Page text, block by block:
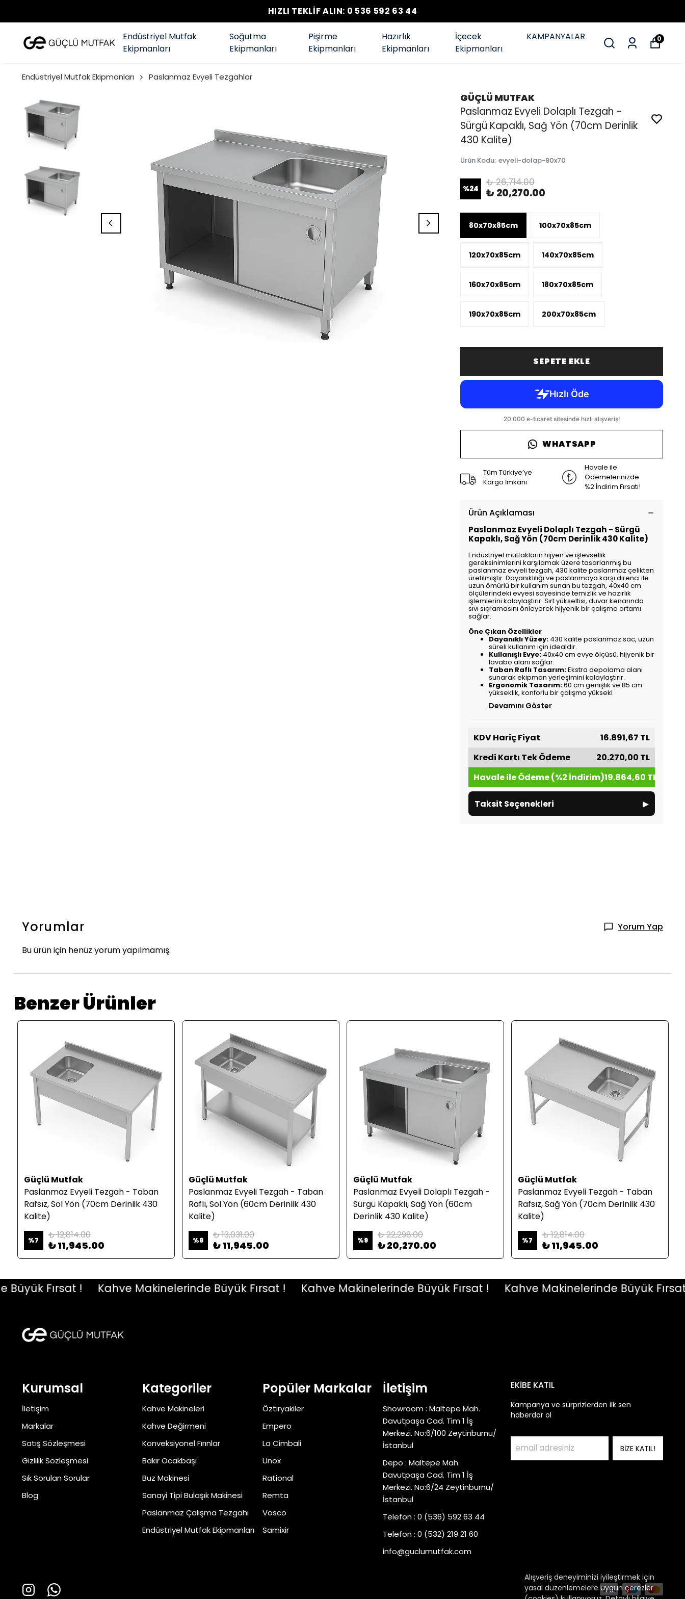
HIZLI TEKLİF ALIN: 0 536 592 63 44
Endüstriyel Mutfak
Ekipmanları
Soğutma
Ekipmanları
Pişirme
Ekipmanları
Hazırlık
Ekipmanları
İçecek
Ekipmanları
KAMPANYALAR 0
Alışveriş deneyiminizi iyileştirmek için
yasal düzenlemelere uygun çerezler
Endüstriyel Mutfak Ekipmanları Paslanmaz Evyeli Tezgahlar
GÜÇLÜ MUTFAK
Paslanmaz Evyeli Dolaplı Tezgah -
Sürgü Kapaklı, Sağ Yön (70cm Derinlik
430 Kalite)
Ürün Kodu: evyeli-dolap-80x70
%24
₺ 26,714.00
₺ 20,270.00
80x70x85cm 100x70x85cm
120x70x85cm 140x70x85cm
160x70x85cm 180x70x85cm
190x70x85cm 200x70x85cm
SEPETE EKLE
WHATSAPP
Tüm Türkiye’ye
Kargo İmkanı
Havale ile
Ödemelerinizde
%2 İndirim Fırsatı!
Ürün Açıklaması
Paslanmaz Evyeli Dolaplı Tezgah - Sürgü
Kapaklı, Sağ Yön (70cm Derinlik 430 Kalite)
Endüstriyel mutfakların hijyen ve işlevsellik
gereksinimlerini karşılamak üzere tasarlanmış bu
paslanmaz evyeli tezgah, 430 kalite paslanmaz çelikten
üretilmiştir. Dayanıklılığı ve paslanmaya karşı direnci ile
uzun ömürlü bir kullanım sunan bu tezgah, 40x40 cm
ölçülerindeki evyesi sayesinde temizlik ve hazırlık
işlemlerini kolaylaştırır. Sırt yükseltisi, duvar kenarında
sıvı sıçramasını önleyerek hijyenik bir çalışma ortamı
sağlar.
Öne Çıkan Özellikler
Dayanıklı Yüzey: 430 kalite paslanmaz sac, uzun
süreli kullanım için idealdir.
Kullanışlı Evye: 40x40 cm evye ölçüsü, hijyenik bir
lavabo alanı sağlar.
Taban Raflı Tasarım:Ekstra depolama alanı
sunarak ekipman yerleşimini kolaylaştırır.
Ergonomik Tasarım:60 cm genişlik ve 85 cm
yükseklik, konforlu bir çalışma yüksekl
Devamını Göster
KDV Hariç Fiyat
16.891,67 TL
Kredi Kartı Tek Ödeme
20.270,00 TL
Havale ile Ödeme (%2 İndirim)19.864,60 TL
Taksit Seçenekleri ▸
Yorumlar
Yorum Yap
Bu ürün için henüz yorum yapılmamış.
Benzer Ürünler
Güçlü Mutfak
Paslanmaz Evyeli Tezgah - Taban
Rafsız, Sol Yön (70cm Derinlik 430
Kalite)
%7 ₺ 12,814.00
₺ 11,945.00
Güçlü Mutfak
Paslanmaz Evyeli Tezgah - Taban
Raflı, Sol Yön (60cm Derinlik 430
Kalite)
%8 ₺ 13,031.00
₺ 11,945.00
Güçlü Mutfak
Paslanmaz Evyeli Dolaplı Tezgah -
Sürgü Kapaklı, Sağ Yön (60cm
Derinlik 430 Kalite)
%9 ₺ 22,298.00
₺ 20,270.00
Güçlü Mutfak
Paslanmaz Evyeli Tezgah - Taban
Rafsız, Sağ Yön (70cm Derinlik 430
Kalite)
%7 ₺ 12,814.00
₺ 11,945.00
Fırsat ! Kahve Makinelerinde Büyük Fırsat ! Kahve Makinelerinde Büyük Fırsat ! Kahve Makinelerinde Büyük Fırsat !
Kurumsal
İletişim
Markalar
Satış Sözleşmesi
Gizlilik Sözleşmesi
Sık Sorulan Sorular
Blog
Kategoriler
Kahve Makineleri
Kahve Değirmeni
Konveksiyonel Fırınlar
Bakır Ocakbaşı
Buz Makinesi
Sanayi Tipi Bulaşık Makinesi
Paslanmaz Çalışma Tezgahı
Endüstriyel Mutfak Ekipmanları
Popüler Markalar
Öztiryakiler
Empero
La Cimbali
Unox
Rational
Remta
Vosco
Samixir
İletişim
Showroom : Maltepe Mah.
Davutpaşa Cad. Tim 1 İş
Merkezi. No:6/100 Zeytinburnu/
İstanbul
Depo : Maltepe Mah.
Davutpaşa Cad. Tim 1 İş
Merkezi. No:6/24 Zeytinburnu/
İstanbul
Telefon : 0 (536) 592 63 44
Telefon : 0 (532) 219 21 60
info@guclumutfak.com
EKİBE KATIL
Kampanya ve sürprizlerden ilk sen
haberdar ol
BİZE KATIL!